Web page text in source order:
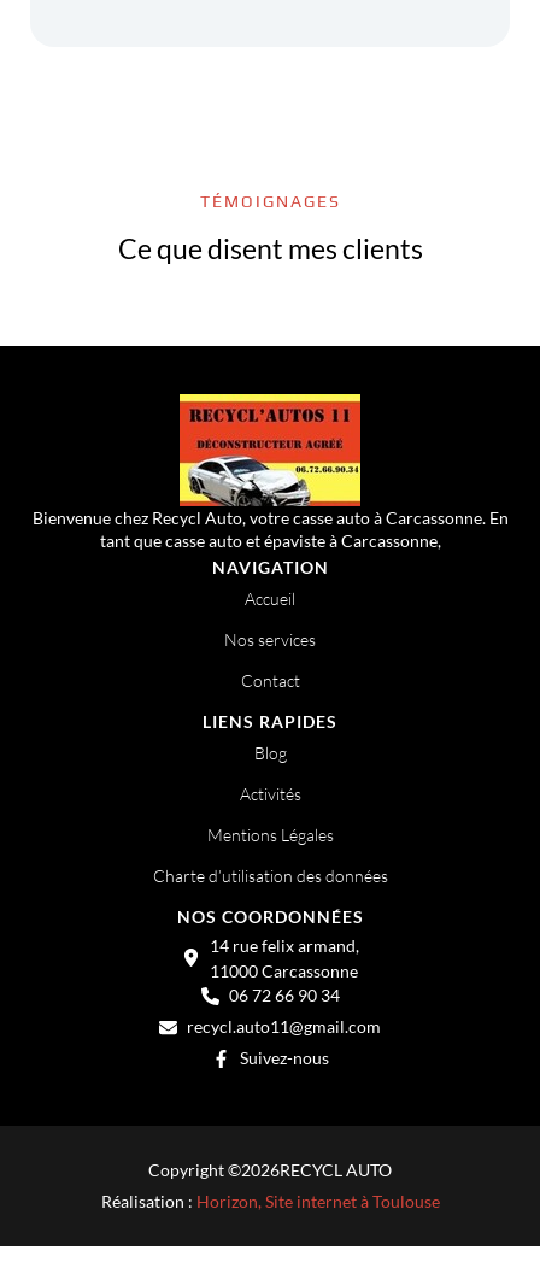
TÉMOIGNAGES
Ce que disent mes clients
Bienvenue chez Recycl Auto, votre casse auto à Carcassonne. En
tant que casse auto et épaviste à Carcassonne,
NAVIGATION
Accueil
Nos services
Contact
LIENS RAPIDES
Blog
Activités
Mentions Légales
Charte d’utilisation des données
NOS COORDONNÉES
14 rue felix armand,
11000 Carcassonne
06 72 66 90 34
recycl.auto11@gmail.com
Suivez-nous
Copyright ©2026RECYCL AUTO
Réalisation : Horizon, Site internet à Toulouse